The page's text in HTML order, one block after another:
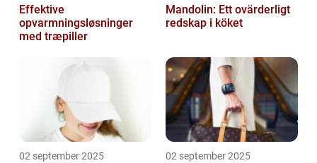
Effektive
opvarmningsløsninger
med træpiller
Mandolin: Ett ovärderligt
redskap i köket
02 september 2025 02 september 2025